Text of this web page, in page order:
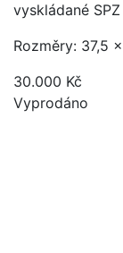
vyskládané
Rozměry: 37,5
30.000 Kč
Vyprodáno